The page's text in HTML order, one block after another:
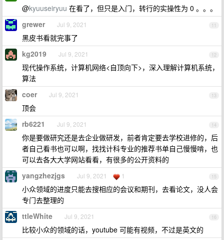
@kyuuseiryuu 在看了，但只是入门，转行的实操性为 0 。。。
11
grewer Jul 9, 2021
黑皮书看就完事了
12
kg2019 Jul 9, 2021
现代操作系统，计算机网络<自顶向下>，深入理解计算机系统，
算法
13
coer Jul 9, 2021
顶会
14
rb6221 Jul 9, 2021
你是要做研究还是去企业做研发，前者肯定要去学校进修的，后
者自己看书也可以啊，找找计科专业的推荐书单自己慢慢啃，也
可以去各大大学网站看看，有很多的公开资料的
15
yangzhezjgs Jul 9, 2021 1
小众领域的进度只能去搜相应的会议和期刊，去看论文，没人会
专门去整理的
16
ttleWhite Jul 9, 2021
比较小众的领域的话，youtube 可能有视频，不过是英文的